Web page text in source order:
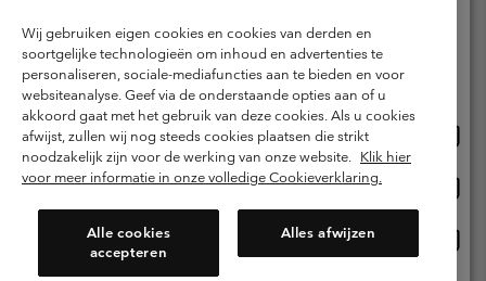
Gebruiksvoorwaarden
Verkoopvoorwaarden
Garantie
Privacybeleid
Gebruiksvoorwaarden voor lidmaatschap
Voorwaarden voor door gebruikers gegenereerde inhoud
Impressum
Cookies
Public CBCR
Wij gebruiken eigen cookies en cookies van derden en
soortgelijke technologieën om inhoud en advertenties te
personaliseren, sociale-mediafuncties aan te bieden en voor
websiteanalyse. Geef via de onderstaande opties aan of u
akkoord gaat met het gebruik van deze cookies. Als u cookies
afwijst, zullen wij nog steeds cookies plaatsen die strikt
noodzakelijk zijn voor de werking van onze website. Klik hier
voor meer informatie in onze volledige Cookieverklaring.
Alle cookies
accepteren
Alles afwijzen
Selecteer je verzendlocatie en taal
Online shoppen beschikbaar
United States
Netherlands-English
Netherlands-Dutch